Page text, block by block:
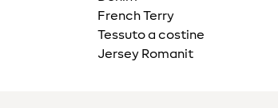
French Terry
Tessuto a costine
Jersey Romanit